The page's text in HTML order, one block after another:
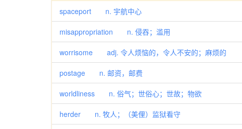
spaceport n. 宇航中心
misappropriation n. 侵吞；滥用
worrisome adj. 令人烦恼的，令人不安的；麻烦的
postage n. 邮资，邮费
worldliness n. 俗气；世俗心；世故；物欲
herder n. 牧人；（美俚）监狱看守